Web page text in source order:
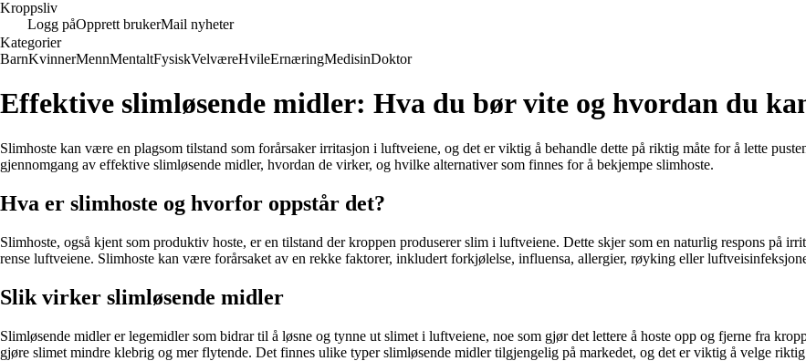
Kroppsliv
Logg påOpprett brukerMail nyheter
Kategorier
BarnKvinnerMennMentaltFysiskVelværeHvileErnæringMedisinDoktor
Effektive slimløsende midler: Hva du bør vite og hvordan du
Slimhoste kan være en plagsom tilstand som forårsaker irritasjon i luftveiene, og det er viktig å behandle dette på riktig måte for å lette
gjennomgang av effektive slimløsende midler, hvordan de virker, og hvilke alternativer som finnes for å bekjempe slimhoste.
Hva er slimhoste og hvorfor oppstår det?
Slimhoste, også kjent som produktiv hoste, er en tilstand der kroppen produserer slim i luftveiene. Dette skjer som en naturlig respons på
rense luftveiene. Slimhoste kan være forårsaket av en rekke faktorer, inkludert forkjølelse, influensa, allergier, røyking eller
Slik virker slimløsende midler
Slimløsende midler er legemidler som bidrar til å løsne og tynne ut slimet i luftveiene, noe som gjør det lettere å hoste opp og fjerne fra
gjøre slimet mindre klebrig og mer flytende. Det finnes ulike typer slimløsende midler tilgjengelig på markedet, og det er viktig å velge